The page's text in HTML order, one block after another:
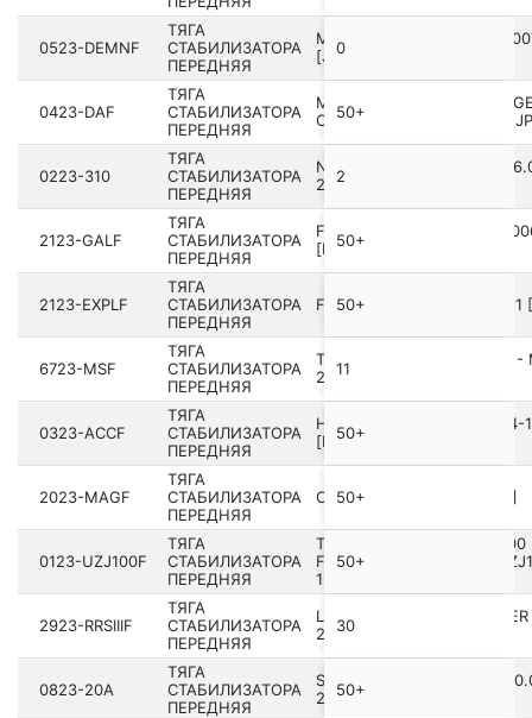
0523-DEMNF
ТЯГА
СТАБИЛИЗАТОРА
ПЕРЕДНЯЯ
MAZDA DEMIO DY 2002-
[JP]
0
0423-DAF
ТЯГА
СТАБИЛИЗАТОРА
ПЕРЕДНЯЯ
MITSUBISHI LANCER/
CJ-CP# 1995.08-2000.08
50+
0223-310
ТЯГА
СТАБИЛИЗАТОРА
ПЕРЕДНЯЯ
NISSAN PRIMERA P11E
2002.01 [EL]
2
2123-GALF
ТЯГА
СТАБИЛИЗАТОРА
ПЕРЕДНЯЯ
FORD GALAXY VY 2000-
[EU]50+
2123-EXPLF
ТЯГА
СТАБИЛИЗАТОРА
ПЕРЕДНЯЯ
FORD EXPLORER 2002-2011
50+
6723-MSF
ТЯГА
СТАБИЛИЗАТОРА
ПЕРЕДНЯЯ
TESLA MODEL S FEB 2012 -
2016
11
0323-ACCF
ТЯГА
СТАБИЛИЗАТОРА
ПЕРЕДНЯЯ
HONDA ACCORD CD5 1994­-
[EU]50+
2023-MAGF
ТЯГА
СТАБИЛИЗАТОРА
ПЕРЕДНЯЯ
CHRYSLER 300 20­05- [NA]
50+
0123-UZJ100F
ТЯГА
СТАБИЛИЗАТОРА
ПЕРЕДНЯЯ
TOYOTA LAND CRUISER 100
19­98.01-2007.09 [GR]
50+
2923-RRSIIIF
ТЯГА
СТАБИЛИЗАТОРА
ПЕРЕДНЯЯ
LAND ROVER RANGE ROVER
2013-
30
0823-20A
ТЯГА
СТАБИЛИЗАТОРА
ПЕРЕДНЯЯ
SUBARU IMPREZA G11
2007.04 [JP]
50+